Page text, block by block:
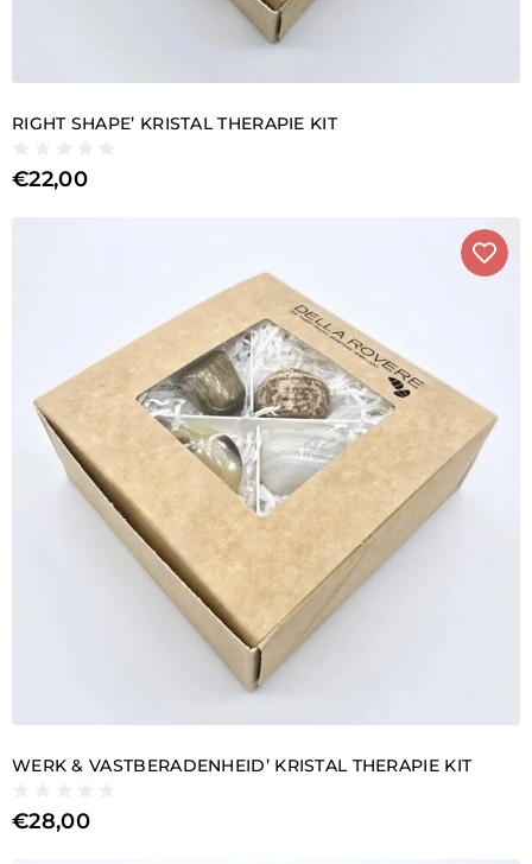
RIGHT SHAPE’ KRISTAL THERAPIE KIT
€22,00
WERK & VASTBERADENHEID’ KRISTAL THERAPIE KIT
€28,00